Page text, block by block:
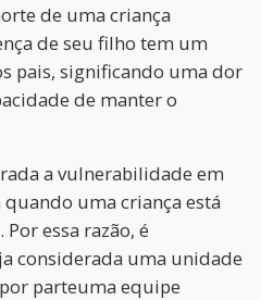
de uma criança
de seu filho tem um
pais, significando uma dor
de manter o
a vulnerabilidade em
uma criança está
essa razão, é
considerada uma unidade
parteuma equipe